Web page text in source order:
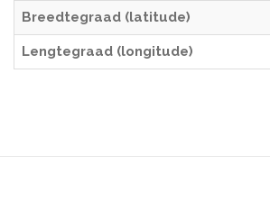
Breedtegraad (latitude)
Lengtegraad (longitude)